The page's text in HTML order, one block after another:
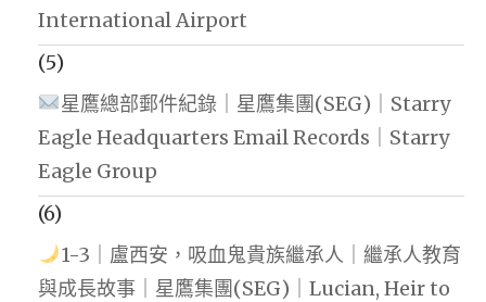
International Airport
(5)
星鷹總部郵件紀錄｜星鷹集團(SEG)｜Starry
Eagle Headquarters Email Records｜Starry
Eagle Group
(6)
1-3｜盧西安，吸血鬼貴族繼承人｜繼承人教育
與成長故事｜星鷹集團(SEG)｜Lucian, Heir to